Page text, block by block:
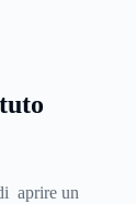
aprire un